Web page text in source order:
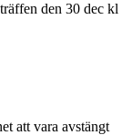
den 30 dec kl
att vara avstängt